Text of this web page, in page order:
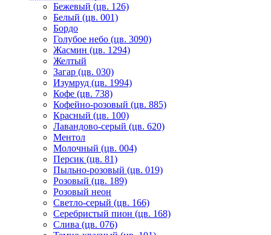
Бежевый (цв. 126)
Белый (цв. 001)
Бордо
Голубое небо (цв. 3090)
Жасмин (цв. 1294)
Желтый
Загар (цв. 030)
Изумруд (цв. 1994)
Кофе (цв. 738)
Кофейно-розовый (цв. 885)
Красный (цв. 100)
Лавандово-серый (цв. 620)
Ментол
Молочный (цв. 004)
Персик (цв. 81)
Пыльно-розовый (цв. 019)
Розовый (цв. 189)
Розовый неон
Светло-серый (цв. 166)
Серебристый пион (цв. 168)
Слива (цв. 076)